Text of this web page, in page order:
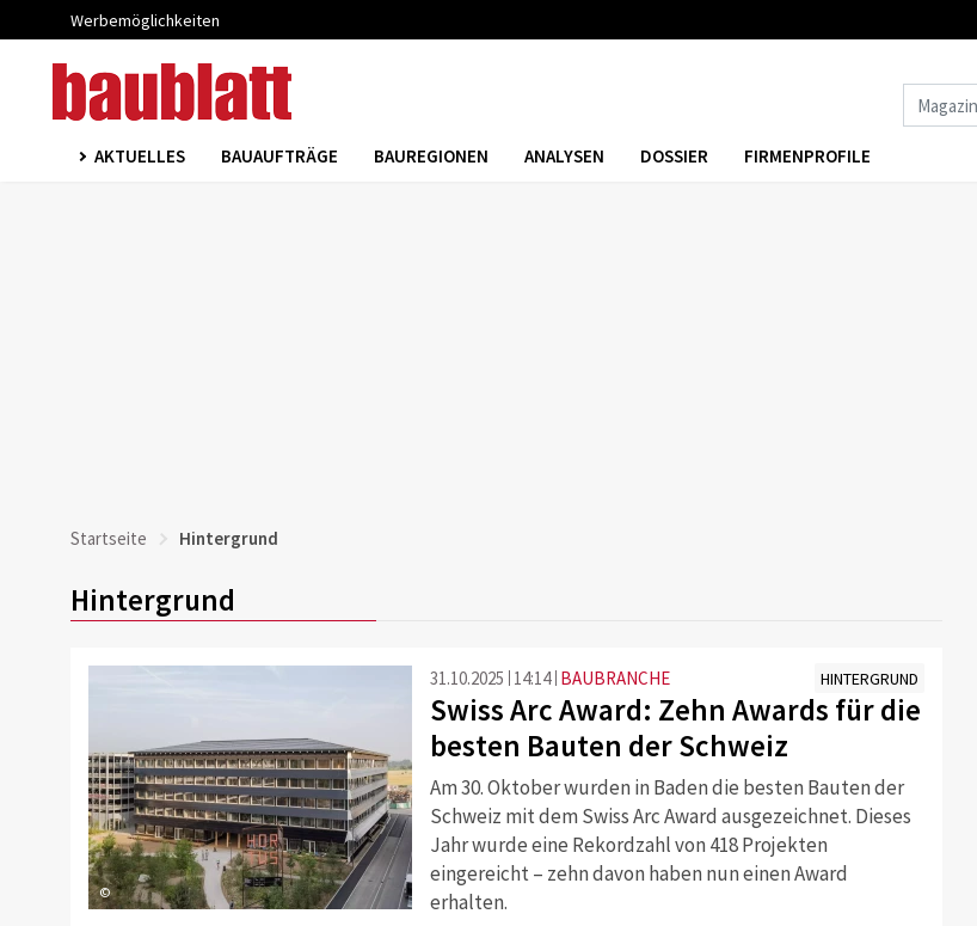
Werbemöglichkeiten
AKTUELLES BAUAUFTRÄGE BAUREGIONEN ANALYSEN DOSSIER FIRMENPROFILE
Startseite Hintergrund
Hintergrund
©
31.10.2025 14:14 BAUBRANCHE HINTERGRUND
Swiss Arc Award: Zehn Awards für die
besten Bauten der Schweiz
Am 30. Oktober wurden in Baden die besten Bauten der
Schweiz mit dem Swiss Arc Award ausgezeichnet. Dieses
Jahr wurde eine Rekordzahl von 418 Projekten
eingereicht – zehn davon haben nun einen Award
erhalten.